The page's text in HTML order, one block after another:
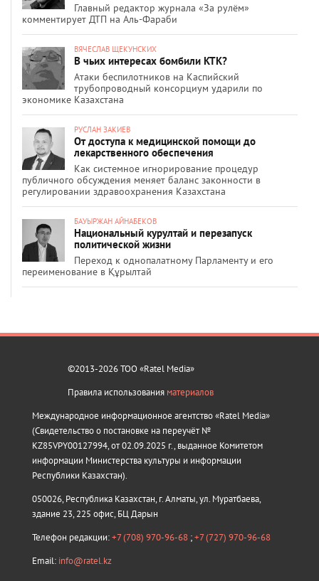
Главный редактор журнала «За рулём»
комментирует ДТП на Аль-Фараби
ВЯЧЕСЛАВ ЩЕКУНСКИХ
В чьих интересах бомбили КТК?
Атаки беспилотников на Каспийский
трубопроводный консорциум ударили по
экономике Казахстана
РУСЛАН ЗАКИЕВ
От доступа к медицинской помощи до
лекарственного обеспечения
Как системное игнорирование процедур
публичного обсуждения меняет баланс законности в
регулировании здравоохранения Казахстана
БАУЫРЖАН АЙНАБЕКОВ
Национальный курултай и перезапуск
политической жизни
Переход к однопалатному Парламенту и его
переименование в Құрылтай
©2013-2026 ТОО «Ratel Media»
Правила использования материалов
Международное информационное агентство «Ratel Media»
(Свидетельство о постановке на переучёт №
KZ85VPY00127994, от 02.09.2025 г., выданное Комитетом
информации Министерства культуры и информации
Республики Казахстан).
050026, Республика Казахстан, г. Алматы, ул. Муратбаева,
здание 23, 225 офис, БЦ Дарын
Телефон редакции:+7 (708) 970-96-68 ;+7 (727) 970-96-68
Email: info@ratel.kz